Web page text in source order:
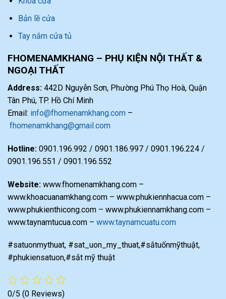
Bản lề cửa
Tay nắm cửa tủ
FHOMENAMKHANG – PHỤ KIỆN NỘI THẤT &
NGOẠI THẤT
Address: 442D Nguyễn Sơn, Phường Phú Thọ Hoà, Quận
Tân Phú, TP. Hồ Chí Minh
Email: info@fhomenamkhang.com –
fhomenamkhang@gmail.com
Hotline: 0901.196.992 / 0901.186.997 / 0901.196.224 /
0901.196.551 / 0901.196.552
Website: www.fhomenamkhang.com –
www.khoacuanamkhang.com – www.phukiennhacua.com –
www.phukienthicong.com – www.phukiennamkhang.com –
www.taynamtucua.com – www.taynamcuatu.com
#satuonmythuat, #sat_uon_my_thuat,#sắtuốnmỹthuật,
#phukiensatuon,#sắt mỹ thuật
0/5 (0 Reviews)